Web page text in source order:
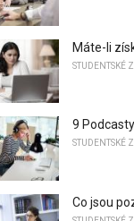
Máte-li
STUDENTSKÉ
9
STUDENTSKÉ
Co jsou